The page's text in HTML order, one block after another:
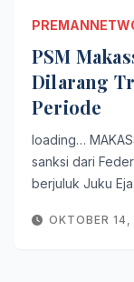
PSM
Dilarang
Periode
loading…
sanksi dari
berjuluk Juku
OKTOBER